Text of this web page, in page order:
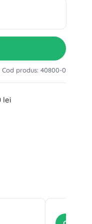
Cod produs: 40800-0
lei